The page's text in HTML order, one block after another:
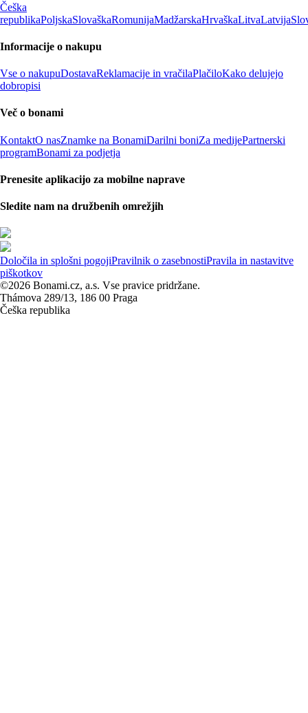
Češka
republikaPoljskaSlovaškaRomunijaMadžarskaHrvaškaLitvaLatvija
Informacije o nakupu
Vse o nakupuDostavaReklamacije in vračilaPlačiloKako delujejo
dobropisi
Več o bonami
KontaktO nasZnamke na BonamiDarilni boniZa medijePartnerski
programBonami za podjetja
Prenesite aplikacijo za mobilne naprave
Sledite nam na družbenih omrežjih
Določila in splošni pogojiPravilnik o zasebnostiPravila in nastavitve
piškotkov
©2026 Bonami.cz, a.s. Vse pravice pridržane.
Thámova 289/13, 186 00 Praga
Češka republika